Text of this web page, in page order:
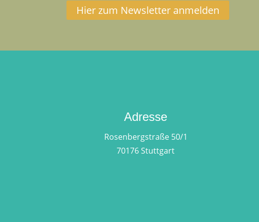
Hier zum Newsletter anmelden
Adresse
Rosenbergstraße 50/1
70176 Stuttgart